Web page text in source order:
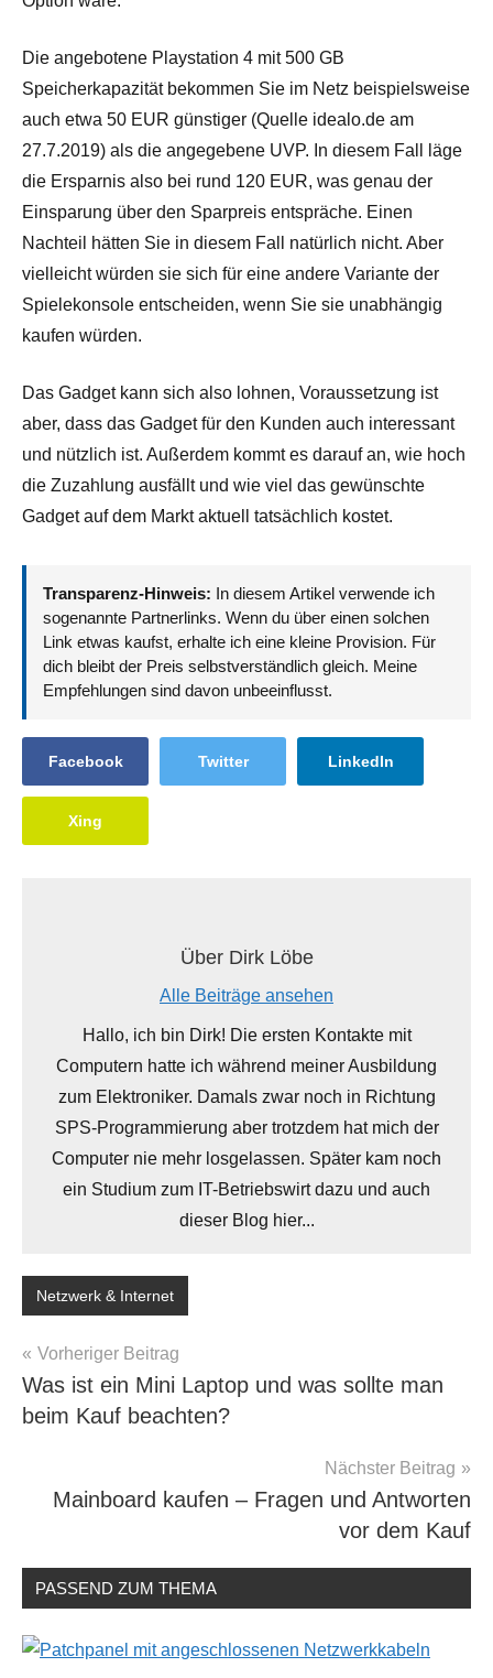
Die angebotene Playstation 4 mit 500 GB
Speicherkapazität bekommen Sie im Netz beispielsweise
auch etwa 50 EUR günstiger (Quelle idealo.de am
27.7.2019) als die angegebene UVP. In diesem Fall läge
die Ersparnis also bei rund 120 EUR, was genau der
Einsparung über den Sparpreis entspräche. Einen
Nachteil hätten Sie in diesem Fall natürlich nicht. Aber
vielleicht würden sie sich für eine andere Variante der
Spielekonsole entscheiden, wenn Sie sie unabhängig
kaufen würden.
Das Gadget kann sich also lohnen, Voraussetzung ist
aber, dass das Gadget für den Kunden auch interessant
und nützlich ist. Außerdem kommt es darauf an, wie hoch
die Zuzahlung ausfällt und wie viel das gewünschte
Gadget auf dem Markt aktuell tatsächlich kostet.
Transparenz-Hinweis: In diesem Artikel verwende ich
sogenannte Partnerlinks. Wenn du über einen solchen
Link etwas kaufst, erhalte ich eine kleine Provision. Für
dich bleibt der Preis selbstverständlich gleich. Meine
Empfehlungen sind davon unbeeinflusst.
Facebook Twitter LinkedIn
Xing
Über Dirk Löbe
Alle Beiträge ansehen
Hallo, ich bin Dirk! Die ersten Kontakte mit
Computern hatte ich während meiner Ausbildung
zum Elektroniker. Damals zwar noch in Richtung
SPS-Programmierung aber trotzdem hat mich der
Computer nie mehr losgelassen. Später kam noch
ein Studium zum IT-Betriebswirt dazu und auch
dieser Blog hier...
Netzwerk & Internet
Beitragsnavigation
Vorheriger Beitrag
Was ist ein Mini Laptop und was sollte man
beim Kauf beachten?
Nächster Beitrag
Mainboard kaufen – Fragen und Antworten
vor dem Kauf
PASSEND ZUM THEMA